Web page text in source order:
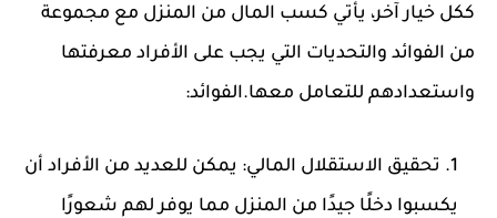
ككل خيار آخر، يأتي كسب المال من المنزل مع مجموعة
من الفوائد والتحديات التي يجب على الأفراد معرفتها
واستعدادهم للتعامل معها.الفوائد:
تحقيق الاستقلال المالي: يمكن للعديد من الأفراد أن
يكسبوا دخلًا جيدًا من المنزل مما يوفر لهم شعورًا